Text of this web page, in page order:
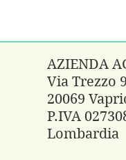
AZIENDA
Via Trezzo
20069
P.IVA
Lombardia